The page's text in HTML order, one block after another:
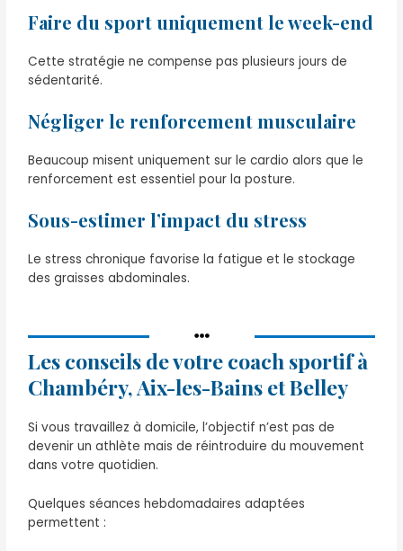
Faire du sport uniquement le week-end
Cette stratégie ne compense pas plusieurs jours de
sédentarité.
Négliger le renforcement musculaire
Beaucoup misent uniquement sur le cardio alors que le
renforcement est essentiel pour la posture.
Sous-estimer l’impact du stress
Le stress chronique favorise la fatigue et le stockage
des graisses abdominales.
Les conseils de votre coach sportif à
Chambéry, Aix-les-Bains et Belley
Si vous travaillez à domicile, l’objectif n’est pas de
devenir un athlète mais de réintroduire du mouvement
dans votre quotidien.
Quelques séances hebdomadaires adaptées
permettent :